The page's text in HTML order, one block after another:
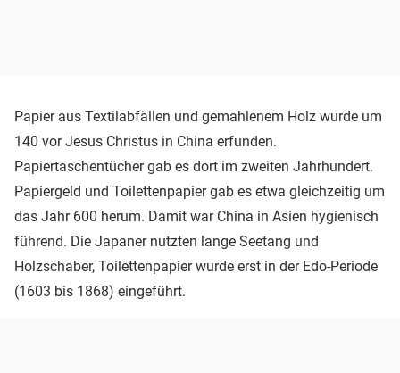
Papier aus Textilabfällen und gemahlenem Holz wurde um
140 vor Jesus Christus in China erfunden.
Papiertaschentücher gab es dort im zweiten Jahrhundert.
Papiergeld und Toilettenpapier gab es etwa gleichzeitig um
das Jahr 600 herum. Damit war China in Asien hygienisch
führend. Die Japaner nutzten lange Seetang und
Holzschaber, Toilettenpapier wurde erst in der Edo-Periode
(1603 bis 1868) eingeführt.